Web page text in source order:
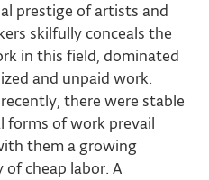
prestige of artists and
skilfully conceals the
in this field, dominated
and unpaid work.
there were stable
forms of work prevail
them a growing
of cheap labor. A